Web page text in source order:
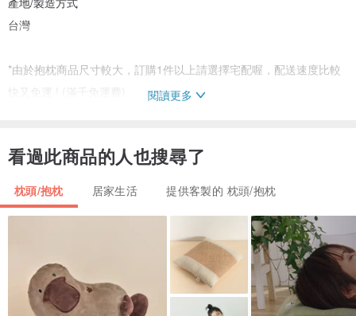
台灣
*由於抱枕商品尺寸較大，訂購1件以上請選擇宅配喔，配送速度比較
快又免運 ! (滿千免運費)
差，可以接受再訂購喔~
閱讀更多
看過此商品的人也搜尋了
枕頭/抱枕 居家生活 提供客製的 枕頭/抱枕